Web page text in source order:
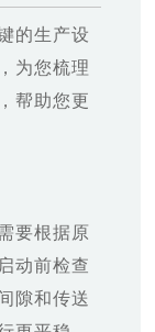
的生产设
为您梳理
帮助您更
要根据原
动前检查
隙和传送